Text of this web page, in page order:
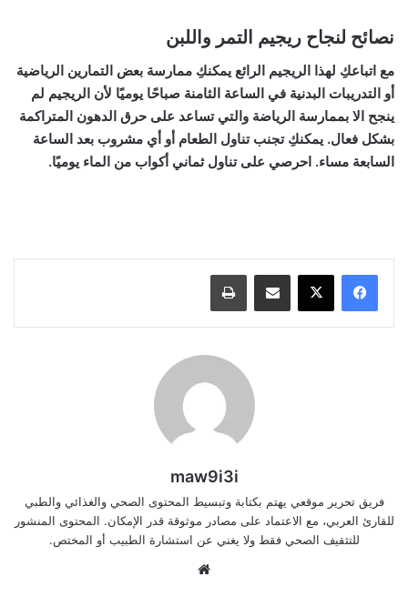
نصائح لنجاح ريجيم التمر واللبن
مع اتباعكِ لهذا الريجيم الرائع يمكنكِ ممارسة بعض التمارين الرياضية
أو التدريبات البدنية في الساعة الثامنة صباحًا يوميًا لأن الريجيم لم
ينجح الا بممارسة الرياضة والتي تساعد على حرق الدهون المتراكمة
بشكل فعال. يمكنكِ تجنب تناول الطعام أو أي مشروب بعد الساعة
السابعة مساء. احرصي على تناول ثماني أكواب من الماء يوميًا.
مشاركة عبر البريد طباعة
maw9i3i
فريق تحرير موقعي يهتم بكتابة وتبسيط المحتوى الصحي والغذائي والطبي
للقارئ العربي، مع الاعتماد على مصادر موثوقة قدر الإمكان. المحتوى المنشور
للتثقيف الصحي فقط ولا يغني عن استشارة الطبيب أو المختص.